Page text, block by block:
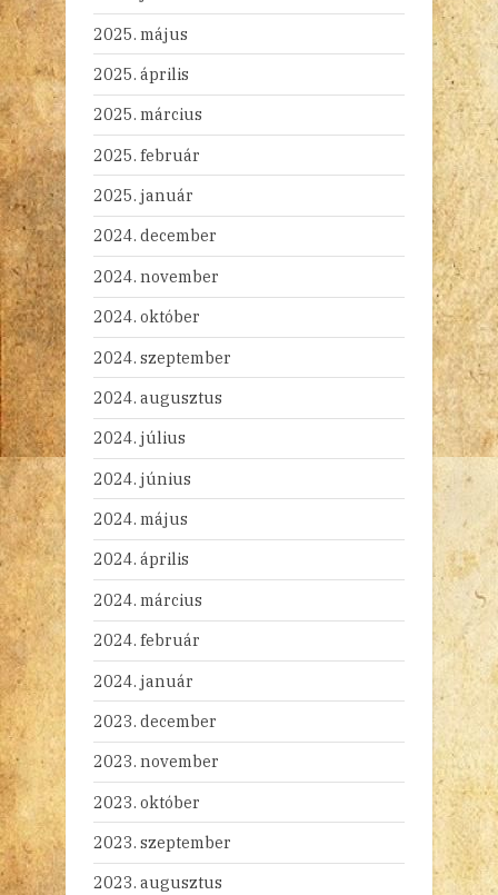
2025. május
2025. április
2025. március
2025. február
2025. január
2024. december
2024. november
2024. október
2024. szeptember
2024. augusztus
2024. július
2024. június
2024. május
2024. április
2024. március
2024. február
2024. január
2023. december
2023. november
2023. október
2023. szeptember
2023. augusztus